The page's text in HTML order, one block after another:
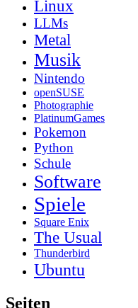
Linux
LLMs
Metal
Musik
Nintendo
openSUSE
Photographie
PlatinumGames
Pokemon
Python
Schule
Software
Spiele
Square Enix
The Usual
Thunderbird
Ubuntu
Seiten